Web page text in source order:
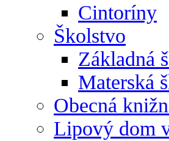
Cintoríny
Školstvo
Základná
Materská
Obecná
Lipový dom